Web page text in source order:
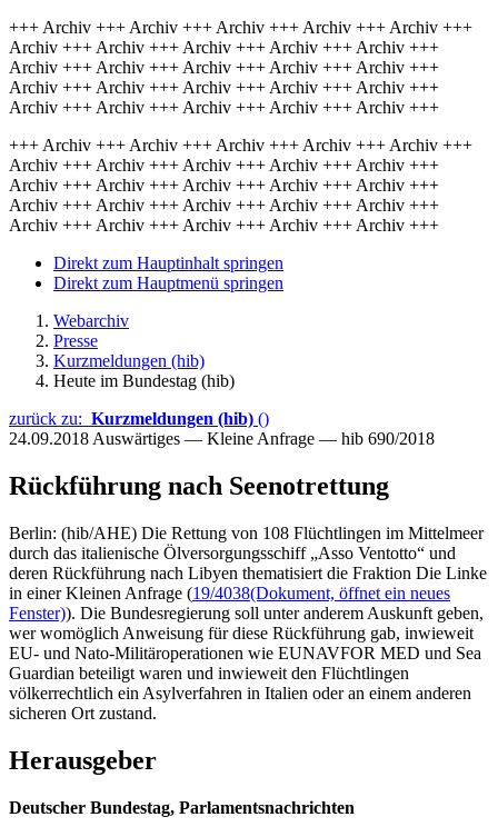
+++ Archiv +++ Archiv +++ Archiv +++ Archiv +++ Archiv +++
Archiv +++ Archiv +++ Archiv +++ Archiv +++ Archiv +++
Archiv +++ Archiv +++ Archiv +++ Archiv +++ Archiv +++
Archiv +++ Archiv +++ Archiv +++ Archiv +++ Archiv +++
Archiv +++ Archiv +++ Archiv +++ Archiv +++ Archiv +++
+++ Archiv +++ Archiv +++ Archiv +++ Archiv +++ Archiv +++
Archiv +++ Archiv +++ Archiv +++ Archiv +++ Archiv +++
Archiv +++ Archiv +++ Archiv +++ Archiv +++ Archiv +++
Archiv +++ Archiv +++ Archiv +++ Archiv +++ Archiv +++
Archiv +++ Archiv +++ Archiv +++ Archiv +++ Archiv +++
Direkt zum Hauptinhalt springen
Direkt zum Hauptmenü springen
Webarchiv
Presse
Kurzmeldungen (hib)
Heute im Bundestag (hib)
zurück zu: Kurzmeldungen (hib) ()
24.09.2018 Auswärtiges — Kleine Anfrage — hib 690/2018
Rückführung nach Seenotrettung
Berlin: (hib/AHE) Die Rettung von 108 Flüchtlingen im Mittelmeer
durch das italienische Ölversorgungsschiff „Asso Ventotto“ und
deren Rückführung nach Libyen thematisiert die Fraktion Die Linke
in einer Kleinen Anfrage (19/4038(Dokument, öffnet ein neues
Fenster)). Die Bundesregierung soll unter anderem Auskunft geben,
wer womöglich Anweisung für diese Rückführung gab, inwieweit
EU- und Nato-Militäroperationen wie EUNAVFOR MED und Sea
Guardian beteiligt waren und inwieweit den Flüchtlingen
völkerrechtlich ein Asylverfahren in Italien oder an einem anderen
sicheren Ort zustand.
Herausgeber
Deutscher Bundestag, Parlamentsnachrichten